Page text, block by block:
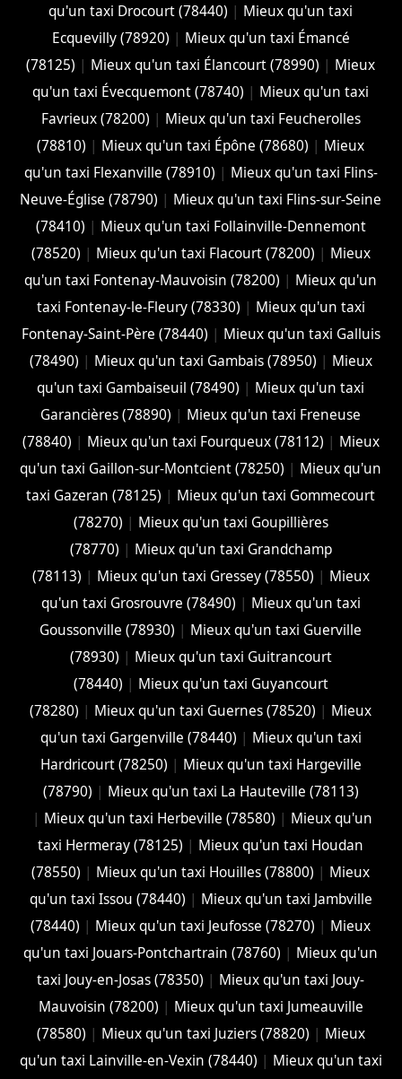
qu'un taxi Drocourt (78440) | Mieux qu'un taxi
Ecquevilly (78920) | Mieux qu'un taxi Émancé
(78125) | Mieux qu'un taxi Élancourt (78990) | Mieux
qu'un taxi Évecquemont (78740) | Mieux qu'un taxi
Favrieux (78200) | Mieux qu'un taxi Feucherolles
(78810) | Mieux qu'un taxi Épône (78680) | Mieux
qu'un taxi Flexanville (78910) | Mieux qu'un taxi Flins-
Neuve-Église (78790) | Mieux qu'un taxi Flins-sur-Seine
(78410) | Mieux qu'un taxi Follainville-Dennemont
(78520) | Mieux qu'un taxi Flacourt (78200) | Mieux
qu'un taxi Fontenay-Mauvoisin (78200) | Mieux qu'un
taxi Fontenay-le-Fleury (78330) | Mieux qu'un taxi
Fontenay-Saint-Père (78440) | Mieux qu'un taxi Galluis
(78490) | Mieux qu'un taxi Gambais (78950) | Mieux
qu'un taxi Gambaiseuil (78490) | Mieux qu'un taxi
Garancières (78890) | Mieux qu'un taxi Freneuse
(78840) | Mieux qu'un taxi Fourqueux (78112) | Mieux
qu'un taxi Gaillon-sur-Montcient (78250) | Mieux qu'un
taxi Gazeran (78125) | Mieux qu'un taxi Gommecourt
(78270) | Mieux qu'un taxi Goupillières
(78770) | Mieux qu'un taxi Grandchamp
(78113) | Mieux qu'un taxi Gressey (78550) | Mieux
qu'un taxi Grosrouvre (78490) | Mieux qu'un taxi
Goussonville (78930) | Mieux qu'un taxi Guerville
(78930) | Mieux qu'un taxi Guitrancourt
(78440) | Mieux qu'un taxi Guyancourt
(78280) | Mieux qu'un taxi Guernes (78520) | Mieux
qu'un taxi Gargenville (78440) | Mieux qu'un taxi
Hardricourt (78250) | Mieux qu'un taxi Hargeville
(78790) | Mieux qu'un taxi La Hauteville (78113)
| Mieux qu'un taxi Herbeville (78580) | Mieux qu'un
taxi Hermeray (78125) | Mieux qu'un taxi Houdan
(78550) | Mieux qu'un taxi Houilles (78800) | Mieux
qu'un taxi Issou (78440) | Mieux qu'un taxi Jambville
(78440) | Mieux qu'un taxi Jeufosse (78270) | Mieux
qu'un taxi Jouars-Pontchartrain (78760) | Mieux qu'un
taxi Jouy-en-Josas (78350) | Mieux qu'un taxi Jouy-
Mauvoisin (78200) | Mieux qu'un taxi Jumeauville
(78580) | Mieux qu'un taxi Juziers (78820) | Mieux
qu'un taxi Lainville-en-Vexin (78440) | Mieux qu'un taxi